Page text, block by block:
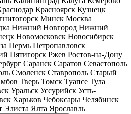
Красноярск Кузнецк
Минск Москва
Нижний Новгород Нижний
Новомосковск Новосибирск
Пермь Петропавловск
Пятигорск Ржев Ростов-на-Дону
Саранск Саратов Севастополь
Смоленск Ставрополь Старый
Тверь Томск Туапсе Тула
Уральск Уссурийск Усть-
Харьков Чебоксары Челябинск
Элиста Ялта Ярославль